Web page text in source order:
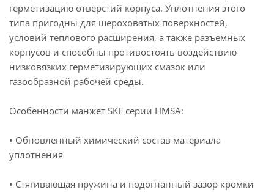
герметизацию отверстий корпуса. Уплотнения этого
типа пригодны для шероховатых поверхностей,
условий теплового расширения, а также разъемных
корпусов и способны противостоять воздействию
низковязких герметизирующих смазок или
газообразной рабочей среды.
Особенности манжет SKF серии HMSA:
• Обновленный химический состав материала
уплотнения
• Стягивающая пружина и подогнанный зазор кромки